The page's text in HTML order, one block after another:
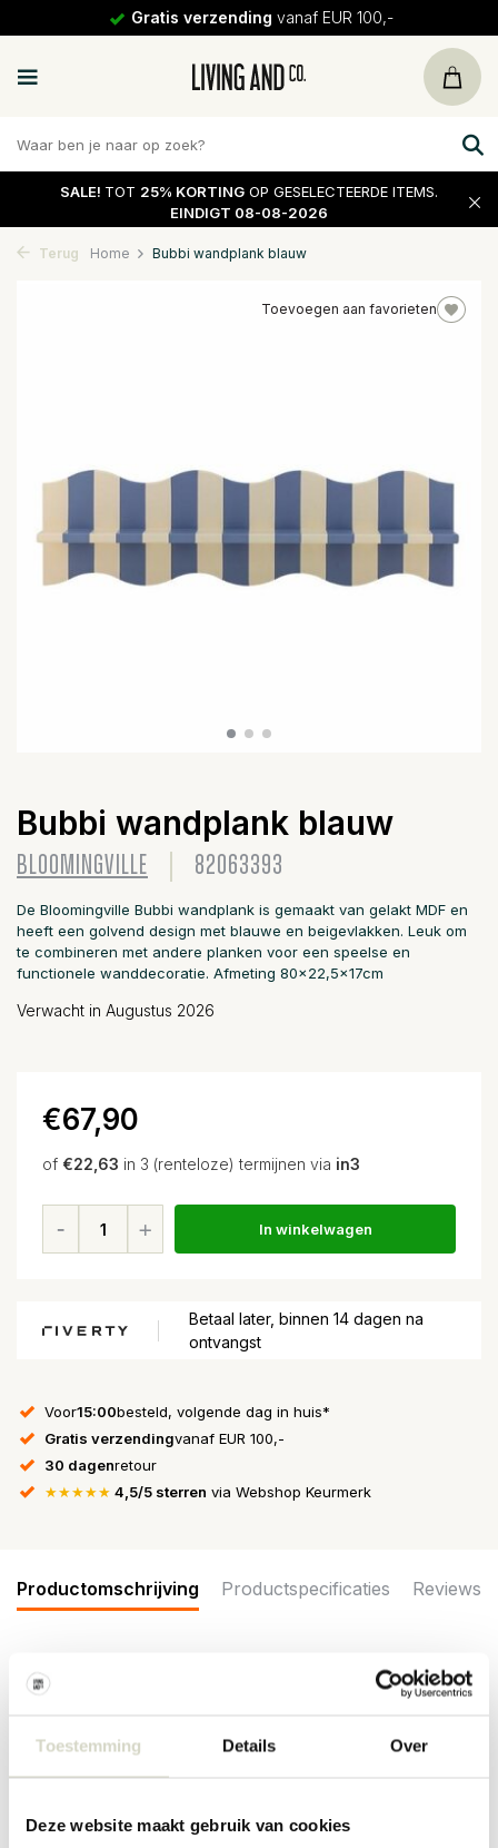
Toestemming Details Over
Deze website maakt gebruik van cookies
Gratis verzending vanaf EUR 100,-
SALE! TOT 25% KORTING OP GESELECTEERDE ITEMS.
EINDIGT 08-08-2026
Terug Home Bubbi wandplank blauw
Toevoegen aan favorieten
Bubbi wandplank blauw
BLOOMINGVILLE 82063393
De Bloomingville Bubbi wandplank is gemaakt van gelakt MDF en
heeft een golvend design met blauwe en beigevlakken. Leuk om
te combineren met andere planken voor een speelse en
functionele wanddecoratie. Afmeting 80x22,5x17cm
Verwacht in Augustus 2026
€67,90
of €22,63 in 3 (renteloze) termijnen via in3
In winkelwagen
Betaal later, binnen 14 dagen na
ontvangst
Voor15:00besteld, volgende dag in huis*
Gratis verzendingvanaf EUR 100,-
30 dagenretour
★★★★★ 4,5/5 sterren via Webshop Keurmerk
Productomschrijving Productspecificaties Reviews
De Bloomingville Bubbi wandplank is gemaakt van gelakt MDF en
heeft een golvend design met blauwe en beigevlakken. Leuk om
functionele wanddecoratie. Afmeting 80x22,5x17cm
Kleur: blauw, beige